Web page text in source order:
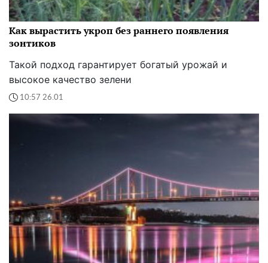
Как вырастить укроп без раннего появления
зонтиков
Такой подход гарантирует богатый урожай и
высокое качество зелени
10:57 26.01